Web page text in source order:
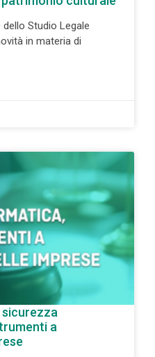
Studio Legale
in materia di
sicurezza
a